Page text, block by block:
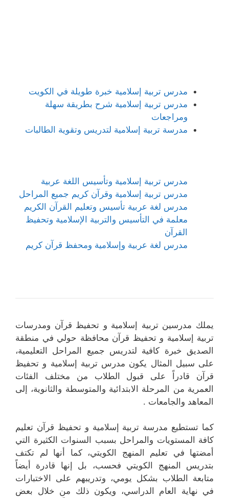
مدرس تربية إسلامية خبرة طويلة في الكويت
مدرس تربية إسلامية شرح بطريقة سهلة
ومراجعات
مدرسة تربية إسلامية لتدريس وتقوية الطالبات
مدرس تربية إسلامية وتأسيس اللغة عربية
مدرس تربية إسلامية وقرآن كريم جميع المراحل
مدرس لغة عربية تأسيس وتعليم القرآن الكريم
معلمة في التأسيس والتربية الإسلامية وتحفيظ
القرآن
مدرس لغة عربية وإسلامية ومحفظ قرآن كريم
يملك مدرسين تربية إسلامية و تحفيظ قرآن ومدرسات
تربية إسلامية و تحفيظ قرآن محافظة حولي في منطقة
الصديق خبرة كافية لتدريس جميع المراحل التعليمية،
على سبيل المثال يكون مدرس تربية إسلامية و تحفيظ
قرآن قادراً على قبول الطلاب من مختلف الفئات
العمرية من المرحلة الابتدائية والمتوسطة والثانوية، إلى
المعاهد والجامعات .
كما تستطيع مدرسة تربية إسلامية و تحفيظ قرآن تعليم
كافة المستويات والمراحل بسبب السنوات الكثيرة التي
أمضتها في تعليم المنهج الكويتي، كما أنها لم تكتف
بتدريس المنهج الكويتي فحسب، بل إنها قادرة أيضاً
متابعة الطلاب بشكل يومي، وتدريبهم على الاختبارات
في نهاية العام الدراسي، ويكون ذلك من خلال بعض